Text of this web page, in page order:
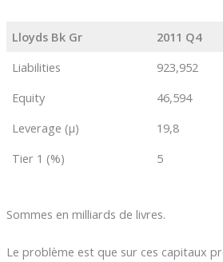
Lloyds Bk Gr 2011 Q4
Liabilities
923,952
Equity
46,594
Leverage (µ)
19,8
Tier 1 (%)
5
Sommes en milliards de livres.
Le problème est que sur ces capitaux